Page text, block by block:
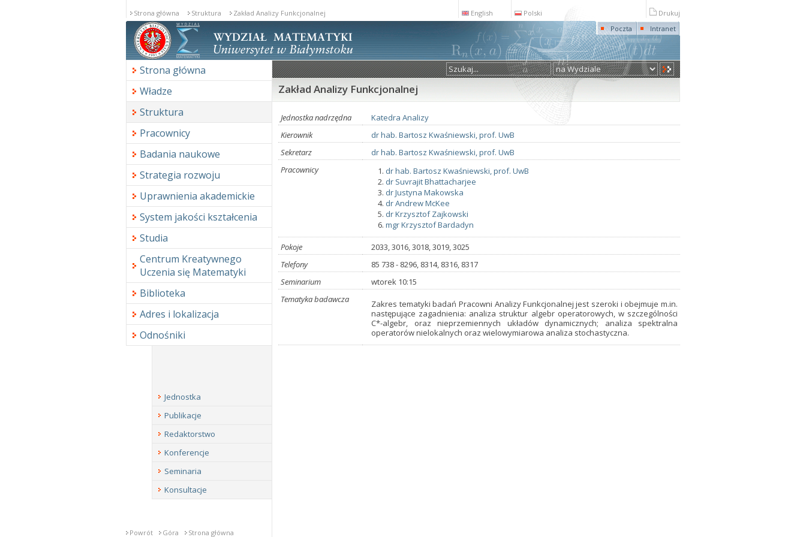
Strona główna Struktura Zakład Analizy Funkcjonalnej English Polski
Drukuj
Poczta
Intranet
Strona główna
Władze
Struktura
Pracownicy
Badania naukowe
Strategia rozwoju
Uprawnienia akademickie
System jakości kształcenia
Studia
Centrum Kreatywnego
Uczenia się Matematyki
Biblioteka
Adres i lokalizacja
Odnośniki
Zakład Analizy Funkcjonalnej
Jednostka nadrzędna
Katedra Analizy
Kierownik
dr hab. Bartosz Kwaśniewski, prof. UwB
Sekretarz
dr hab. Bartosz Kwaśniewski, prof. UwB
Pracownicy
dr hab. Bartosz Kwaśniewski, prof. UwB
dr Suvrajit Bhattacharjee
dr Justyna Makowska
dr Andrew McKee
dr Krzysztof Zajkowski
mgr Krzysztof Bardadyn
Pokoje
2033, 3016, 3018, 3019, 3025
Telefony
85 738 - 8296, 8314, 8316, 8317
Seminarium
wtorek 10:15
Tematyka badawcza
Zakres tematyki badań Pracowni Analizy Funkcjonalnej jest szeroki i obejmuje m.in.
następujące zagadnienia: analiza struktur algebr operatorowych, w szczególności
C*-algebr, oraz nieprzemiennych układów dynamicznych; analiza spektralna
operatorów nielokalnych oraz wielowymiarowa analiza stochastyczna.
Jednostka
Publikacje
Redaktorstwo
Konferencje
Seminaria
Konsultacje
Powrót Góra Strona główna